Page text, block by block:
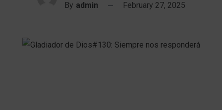
By admin February 27, 2025